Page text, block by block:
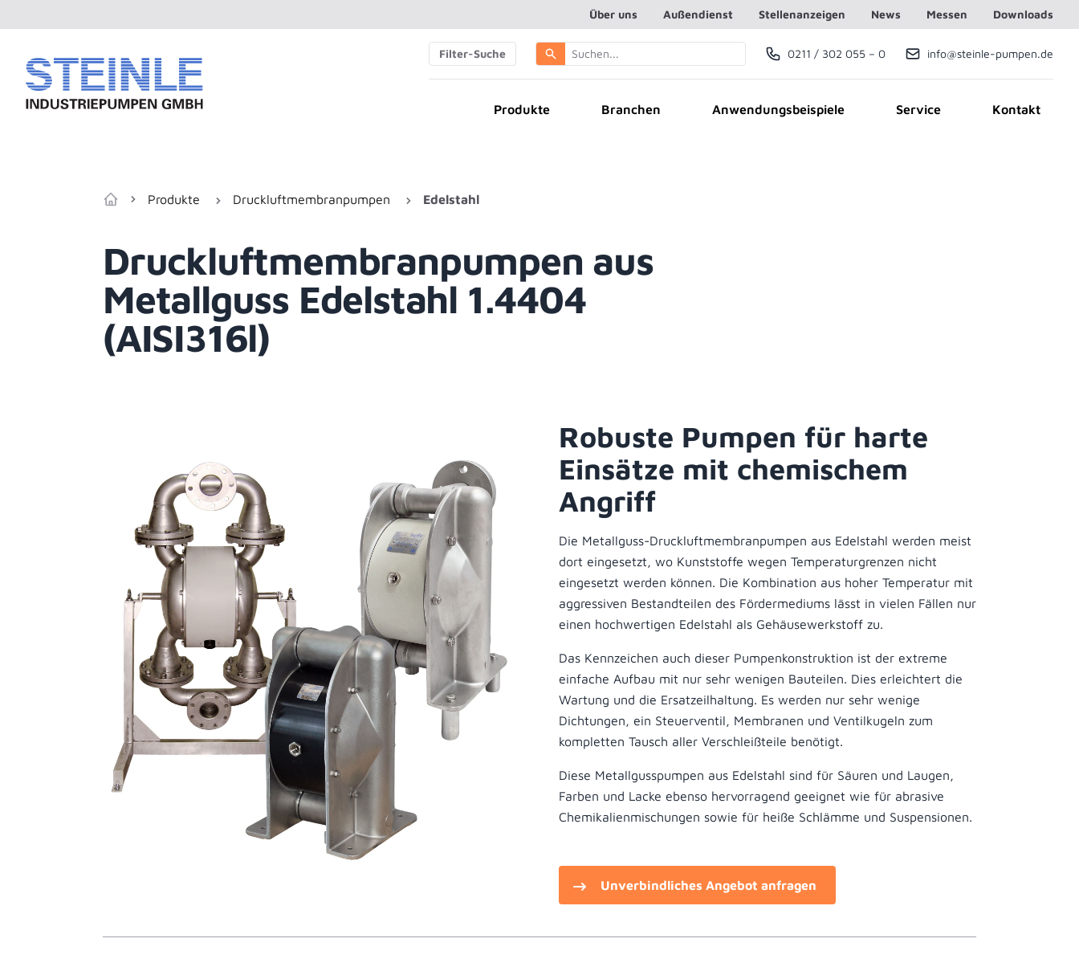
Über uns Außendienst Stellenanzeigen News Messen Downloads
Filter-Suche Telefonnummer
0211 / 302 055 – 0 E-Mailinfo@steinle-pumpen.de
Produkte Branchen Anwendungsbeispiele Service Kontakt
Zur Startseite
Produkte Druckluftmembranpumpen Edelstahl
Druckluftmembranpumpen aus
Metallguss Edelstahl 1.4404
(AISI316l)
Robuste Pumpen für harte
Einsätze mit chemischem
Angriff
Die Metallguss-Druckluftmembranpumpen aus Edelstahl werden meist
dort eingesetzt, wo Kunststoffe wegen Temperaturgrenzen nicht
eingesetzt werden können. Die Kombination aus hoher Temperatur mit
aggressiven Bestandteilen des Fördermediums lässt in vielen Fällen nur
einen hochwertigen Edelstahl als Gehäusewerkstoff zu.
Das Kennzeichen auch dieser Pumpenkonstruktion ist der extreme
einfache Aufbau mit nur sehr wenigen Bauteilen. Dies erleichtert die
Wartung und die Ersatzeilhaltung. Es werden nur sehr wenige
Dichtungen, ein Steuerventil, Membranen und Ventilkugeln zum
kompletten Tausch aller Verschleißteile benötigt.
Diese Metallgusspumpen aus Edelstahl sind für Säuren und Laugen,
Farben und Lacke ebenso hervorragend geeignet wie für abrasive
Chemikalienmischungen sowie für heiße Schlämme und Suspensionen.
Unverbindliches Angebot anfragen